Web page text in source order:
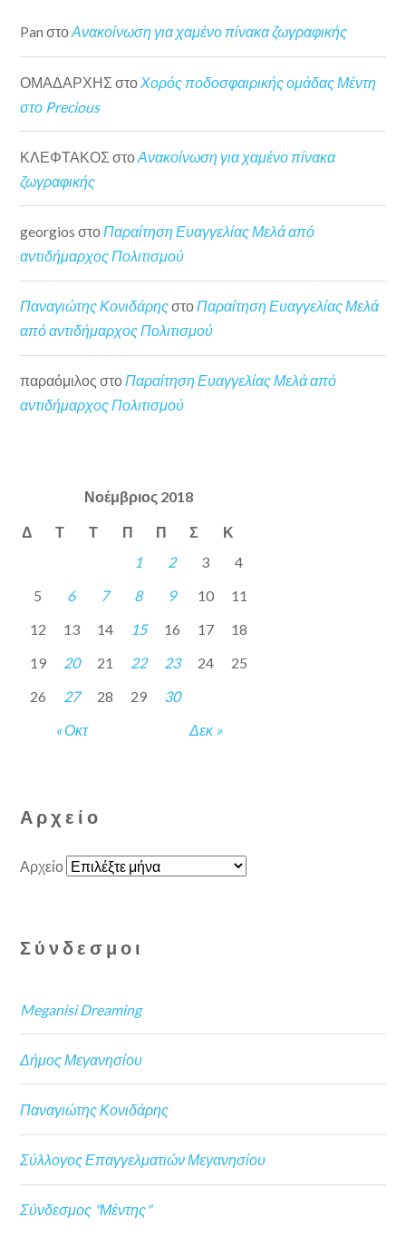
Pan στοΑνακοίνωση για χαμένο πίνακα ζωγραφικής
ΟΜΑΔΑΡΧΗΣ στο Χορός ποδοσφαιρικής ομάδας Μέντη
στο Precious
ΚΛΕΦΤΑΚΟΣ στοΑνακοίνωση για χαμένο πίνακα
ζωγραφικής
georgios στοΠαραίτηση Ευαγγελίας Μελά από
αντιδήμαρχος Πολιτισμού
Παναγιώτης ΚονιδάρηςστοΠαραίτηση Ευαγγελίας Μελά
από αντιδήμαρχος Πολιτισμού
παραόμιλος στοΠαραίτηση Ευαγγελίας Μελά από
αντιδήμαρχος Πολιτισμού
Νοέμβριος 2018
Δ Τ Τ Π Π Σ Κ
« Οκτ Δεκ »
1 2 3
4
5
6 7 8 9 10
11
12
13 14 15 16 17
18
19
20 21 22 23 24
25
26
27 28 29 30
Αρχείο
Αρχείο
Σύνδεσμοι
Meganisi Dreaming
Δήμος Μεγανησίου
Παναγιώτης Κονιδάρης
Σύλλογος Επαγγελματιών Μεγανησίου
Σύνδεσμος "Μέντης"